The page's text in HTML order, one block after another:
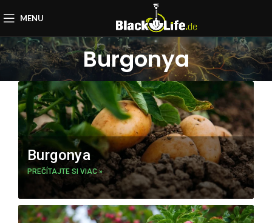
MENU
Burgonya
Burgonya
PREČÍTAJTE SI VIAC »